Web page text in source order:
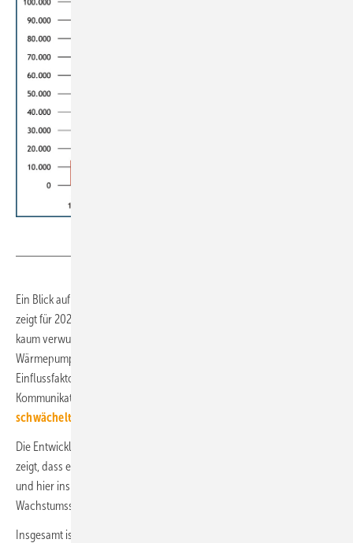
Ein Blick auf die Absatzentwicklung in anderen europäischen Ländern
zeigt für 2023 eine, mit dem Abflauen der Energiekrisenängste auch
kaum verwunderliche, allgemeine Abschwächung bei der
Wärmepumpennachfrage. Das könnte dabei helfen, den vielen
Einflussfaktoren das richtige Gewicht zuzuordnen und die
Kommunikation zu schärfen:
schwächelt 2023 europaweit
Die Entwicklung im Jahr 2023 im Segment Heizungs-Wärmepumpen
zeigt, dass es nur einen Zuwachs bei Luft/Wasser-Wärmepumpen gab
und hier insbesondere die Monoblock-Wärmepumpen mit einem
Wachstumssprung von 78 % die Statistik anführen.
Insgesamt ist zu beachten, dass inzwischen auch vermehrt größere